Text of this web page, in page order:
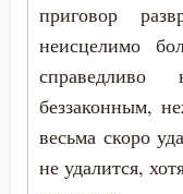
Зависть
Закон Божий
Здоровье
Иустин (Попович)
Иустин Философ
Каллист
приговор
неисцелимо
справедливо
беззаконным,
весьма скоро
не удалится,